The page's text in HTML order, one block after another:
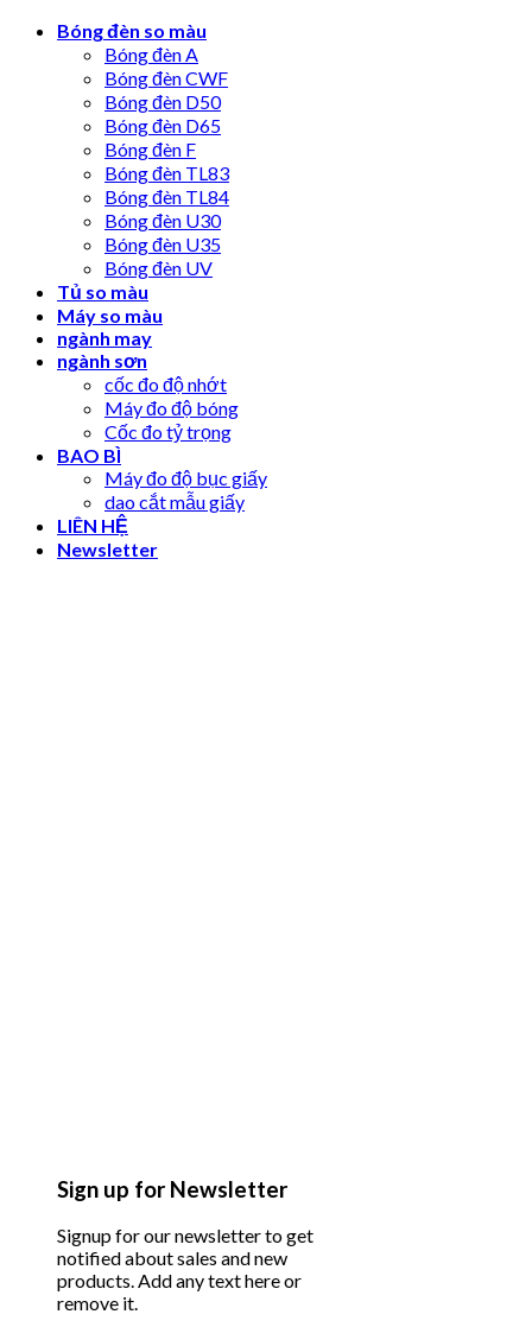
Skip
Bóng đèn so màu
Bóng đèn A
Bóng đèn CWF
Bóng đèn D50
Bóng đèn D65
Bóng đèn F
Bóng đèn TL83
Bóng đèn TL84
Bóng đèn U30
Bóng đèn U35
Bóng đèn UV
Tủ so màu
Máy so màu
ngành may
ngành sơn
cốc đo độ nhớt
Máy đo độ bóng
Cốc đo tỷ trọng
BAO BÌ
Máy đo độ bục giấy
dao cắt mẫu giấy
LIÊN HỆ
Newsletter
Sign up for Newsletter
Signup for our newsletter to get
notified about sales and new
products. Add any text here or
remove it.